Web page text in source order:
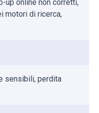
up online non corretti,
motori di ricerca,
sensibili, perdita